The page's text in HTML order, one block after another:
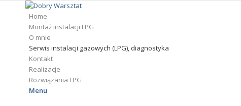
Home
Montaż instalacji LPG
O mnie
Serwis instalacji gazowych (LPG), diagnostyka
Kontakt
Realizacje
Rozwiązania LPG
Menu